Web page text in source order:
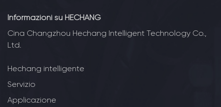
Informazioni su HECHANG
Cina Changzhou Hechang Intelligent Technology Co.,
Ltd.
Hechang intelligente
Servizio
Applicazione